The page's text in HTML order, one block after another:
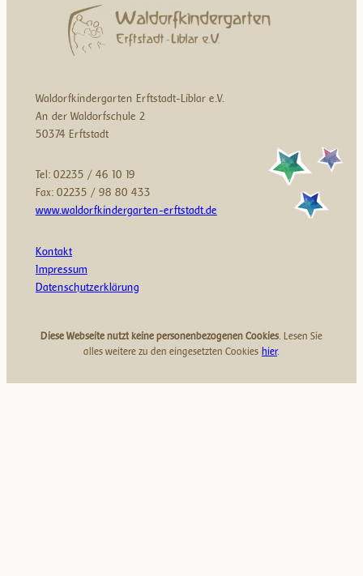
Waldorfkindergarten Erftstadt-Liblar e.V.
An der Waldorfschule 2
50374 Erftstadt
Tel: 02235 / 46 10 19
Fax: 02235 / 98 80 433
www.waldorfkindergarten-erftstadt.de
Kontakt
Impressum
Datenschutzerklärung
Diese Webseite nutzt keine personenbezogenen Cookies. Lesen Sie
alles weitere zu den eingesetzten Cookies hier.